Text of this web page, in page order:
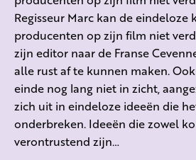
Regisseur Marc kan de eindeloze
producenten op zijn film niet
zijn editor naar de Franse
alle rust af te kunnen maken.
einde nog lang niet in zicht,
zich uit in eindeloze ideeën die
onderbreken. Ideeën die zowel
verontrustend zijn…